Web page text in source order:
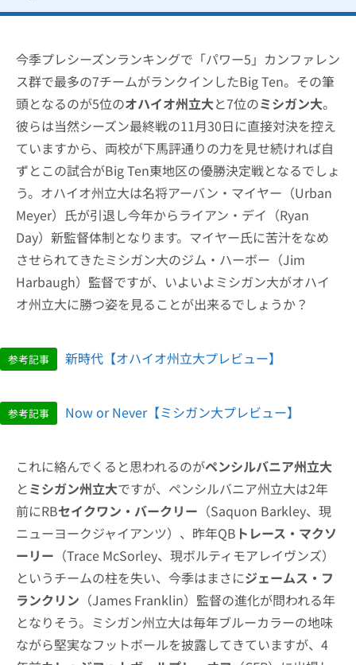
今季プレシーズンランキングで「パワー5」カンファレン
ス群で最多の7チームがランクインしたBig Ten。その筆
頭となるのが5位のオハイオ州立大と7位のミシガン大。
彼らは当然シーズン最終戦の11月30日に直接対決を控え
ていますから、両校が下馬評通りの力を見せ続ければ自
ずとこの試合がBig Ten東地区の優勝決定戦となるでしょ
う。オハイオ州立大は名将アーバン・マイヤー（Urban
Meyer）氏が引退し今年からライアン・デイ（Ryan
Day）新監督体制となります。マイヤー氏に苦汁をなめ
させられてきたミシガン大のジム・ハーボー（Jim
Harbaugh）監督ですが、いよいよミシガン大がオハイ
オ州立大に勝つ姿を見ることが出来るでしょうか？
参考記事 新時代【オハイオ州立大プレビュー】
参考記事 Now or Never【ミシガン大プレビュー】
これに絡んでくると思われるのがペンシルバニア州立大
とミシガン州立大ですが、ペンシルバニア州立大は2年
前にRBセイクワン・バークリー （Saquon Barkley、現
ニューヨークジャイアンツ）、昨年QB トレース・マクソ
ーリー （Trace McSorley、現ボルティモアレイヴンズ）
というチームの柱を失い、今季はまさにジェームス・フ
ランクリン （James Franklin）監督の進化が問われる年
となりそう。ミシガン州立大は毎年ブルーカラーの地味
ながら堅実なフットボールを披露してきていますが、4